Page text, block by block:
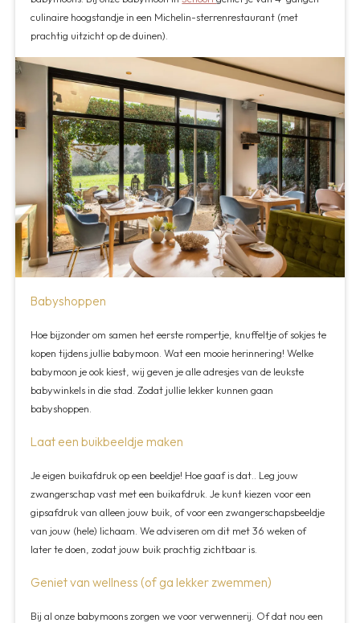
culinaire hoogstandje in een Michelin-sterrenrestaurant (met
prachtig uitzicht op de duinen).
Babyshoppen
Hoe bijzonder om samen het eerste rompertje, knuffeltje of sokjes te
kopen tijdens jullie babymoon. Wat een mooie herinnering! Welke
babymoon je ook kiest, wij geven je alle adresjes van de leukste
babywinkels in die stad. Zodat jullie lekker kunnen gaan
babyshoppen.
Laat een buikbeeldje maken
Je eigen buikafdruk op een beeldje! Hoe gaaf is dat.. Leg jouw
zwangerschap vast met een buikafdruk. Je kunt kiezen voor een
gipsafdruk van alleen jouw buik, of voor een zwangerschapsbeeldje
van jouw (hele) lichaam. We adviseren om dit met 36 weken of
later te doen, zodat jouw buik prachtig zichtbaar is.
Geniet van wellness (of ga lekker zwemmen)
Bij al onze babymoons zorgen we voor verwennerij. Of dat nou een